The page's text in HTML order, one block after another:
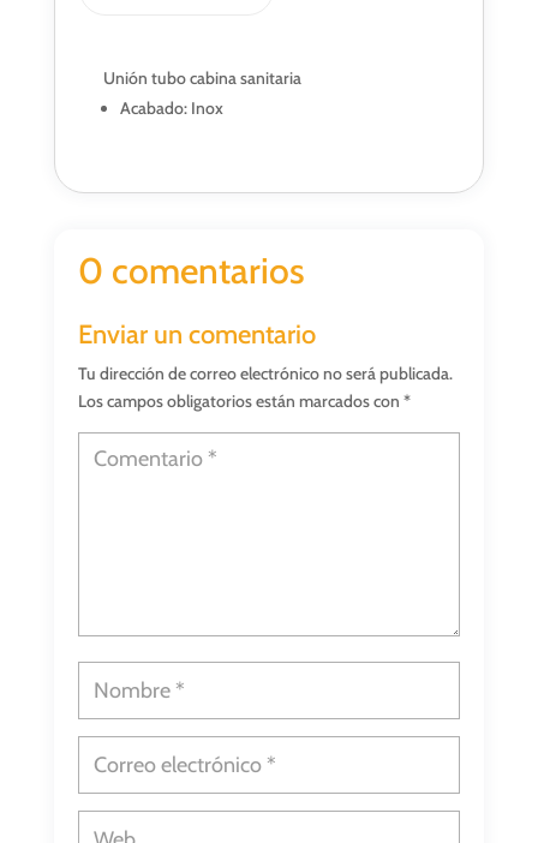
Unión tubo cabina sanitaria
Acabado: Inox
0 comentarios
Enviar un comentario
Tu dirección de correo electrónico no será publicada.
Los campos obligatorios están marcados con *